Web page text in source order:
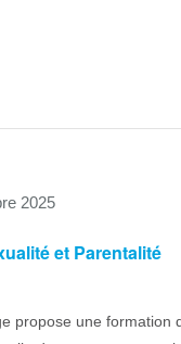
et Parentalité
2025
propose une formation